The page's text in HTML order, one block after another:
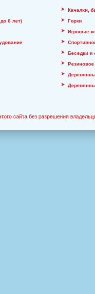
Качалки,
6 лет)
Горки
Игровые
Беседки и
сайта без разрешения